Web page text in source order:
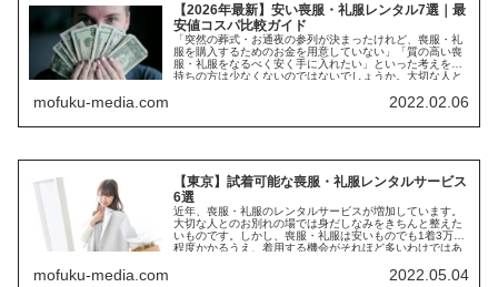
【2026年最新】安い喪服・礼服レンタル7選｜最
安値コスパ比較ガイド
「突然の葬式・お通夜の参列が決まったけれど、喪服・礼
服を購入するためのお金を用意していない」「質の高い喪
服・礼服をなるべく安く手に入れたい」といった考えをお
持ちの方は少なくないのではないでしょうか。大切な人と
mofuku-media.com 2022.02.06
【東京】試着可能な喪服・礼服レンタルサービス
6選
近年、喪服・礼服のレンタルサービスが増加しています。
大切な人とのお別れの場では身だしなみをきちんと整えた
いものです。しかし、喪服・礼服は安いものでも1着3万円
程度かかるうえ、着用する機会がそれほど多いわけではあ
mofuku-media.com 2022.05.04